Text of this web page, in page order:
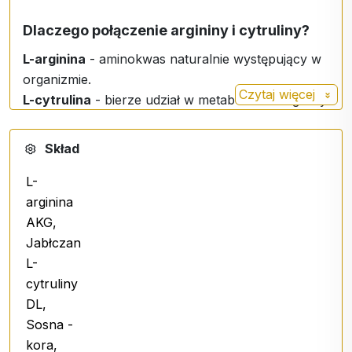
Dlaczego połączenie argininy i cytruliny?
L-arginina - aminokwas naturalnie występujący w
organizmie.
L-cytrulina - bierze udział w metabolizmie argininy
Hydrolat z sosny morskiej (Pinus pinaster)
wspieranie aktywnego stylu życia i witalności.
Praktyczna forma transdermalna
Spray jest stosowany bezpośrednio na skórę,
dzięki czemu jest łatwy i wygodny w użyciu bez
konieczności połykania kapsułek lub tabletek.
Zalecane dawkowanie:
Zastosuj 2 squirts 3-5 razy dziennie na
Czytaj więcej
Skład
L-
arginina
AKG,
Jabłczan
L-
cytruliny
DL,
Sosna -
kora,